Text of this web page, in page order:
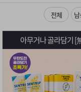
노
객
마
[ios앱 오
[무인택배
[2026구
전체
아무거나 골라담기 [